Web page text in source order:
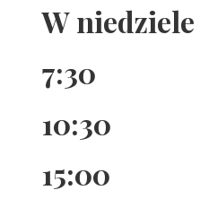
W
7:30
10:30
15:00